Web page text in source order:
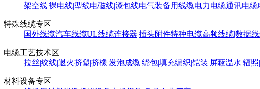
架空线|裸电线|型线电磁线|漆包线电气装备用线缆电力电缆通讯电缆
特殊线缆专区
国外线缆汽车线缆UL线缆连接器|插头附件特种电缆高频线缆|数据
电缆工艺技术区
拉丝|绞线|退火挤塑|挤橡|发泡成缆|绕包|填充编织|铠装|屏蔽温水|辐
材料设备专区